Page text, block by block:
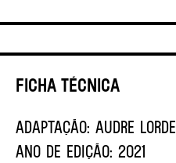
Ficha Técnica
ADAPTAÇÃO: Audre Lorde
ANO DE EDIÇÃO: 2021